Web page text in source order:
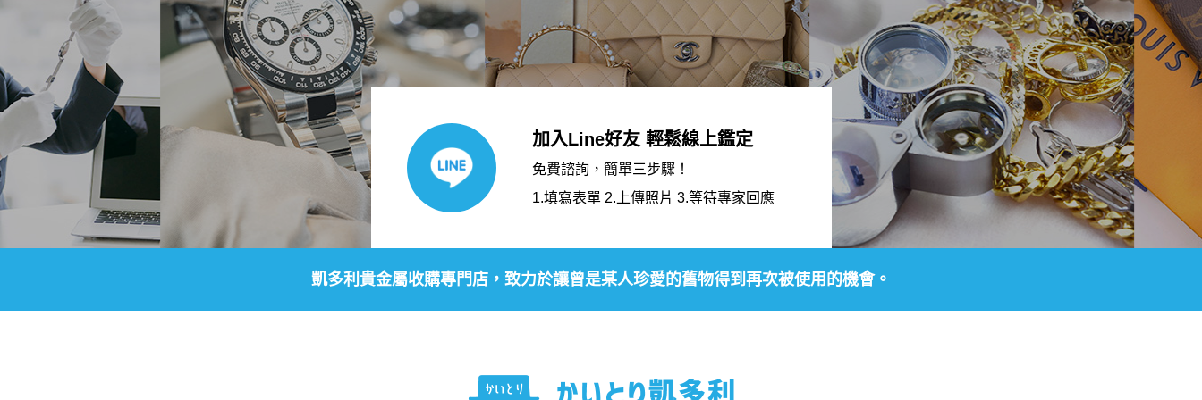
加入Line好友 輕鬆線上鑑定
免費諮詢，簡單三步驟！
1.填寫表單 2.上傳照片 3.等待專家回應
凱多利貴金屬收購專門店，致力於讓曾是某人珍愛的舊物得到再次被使用的機會。